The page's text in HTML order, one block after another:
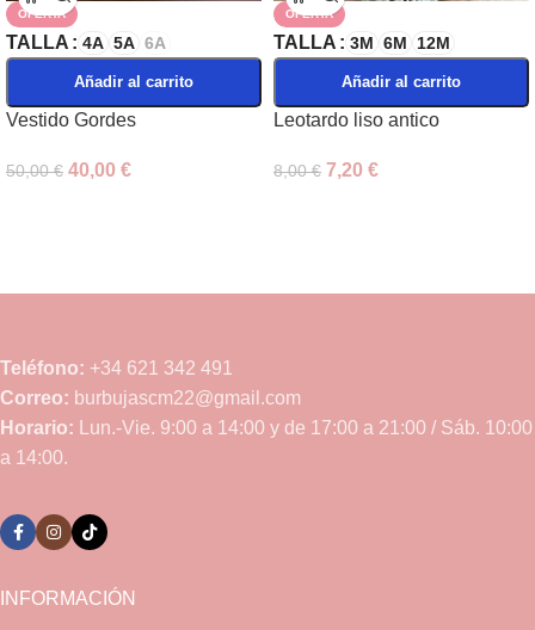
OFERTA
TALLA 4A 5A 6A
Añadir al carrito
Vestido Gordes
50,00€ 40,00 €
OFERTA
TALLA 3M 6M 12M
Añadir al carrito
Leotardo liso antico
8,00€ 7,20 €
Teléfono: +34 621 342 491
Correo: burbujascm22@gmail.com
Horario: Lun.-Vie. 9:00 a 14:00 y de 17:00 a 21:00 / Sáb. 10:00
a 14:00.
INFORMACIÓN